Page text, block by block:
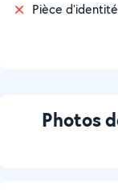
Pièce
Photos